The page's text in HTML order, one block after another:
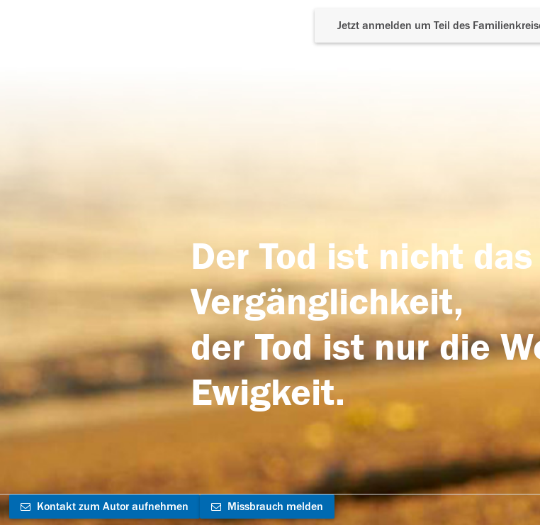
Jetzt anmelden um Teil des
Der Tod ist nicht
Vergänglichkeit,
der Tod ist nur die
Ewigkeit.
Kontakt zum Autor aufnehmen Missbrauch melden